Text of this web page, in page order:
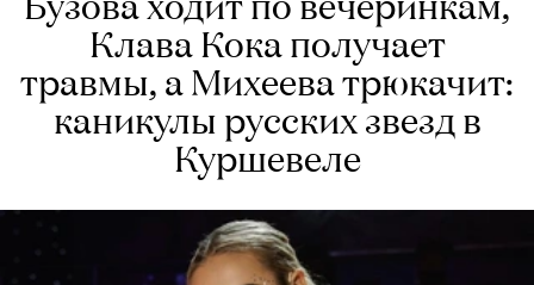
Бузова ходит по вечеринкам,
Клава Кока получает
травмы, а Михеева трюкачит:
каникулы русских звезд в
Куршевеле